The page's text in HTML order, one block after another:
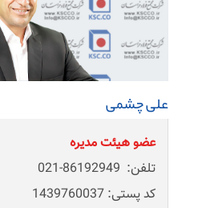
علی چشمی
عضو هیئت مدیره
تلفن: 86192949-021
کد پستی: 1439760037